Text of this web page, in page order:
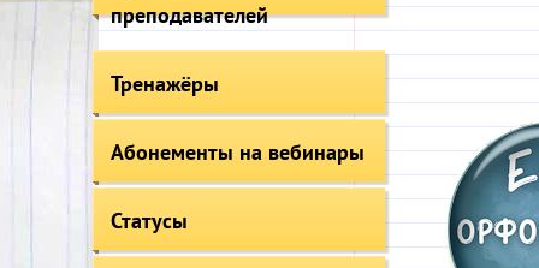
преподавателей
Тренажёры
Абонементы на вебинары
Статусы